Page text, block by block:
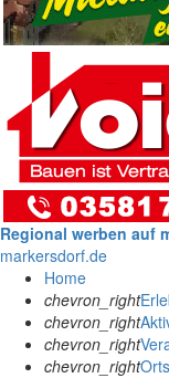
Regional werben auf
markersdorf.de
Home
chevron_right
chevron_right
chevron_right
chevron_right